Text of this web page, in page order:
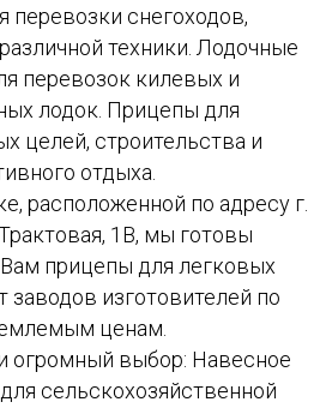
перевозки снегоходов,
техники. Лодочные
перевозок килевых и
лодок. Прицепы для
целей, строительства и
отдыха.
расположенной по адресу г.
1В, мы готовы
прицепы для легковых
заводов изготовителей по
ценам.
огромный выбор: Навесное
сельскохозяйственной